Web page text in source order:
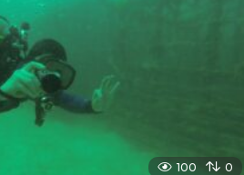
g
o
100 0